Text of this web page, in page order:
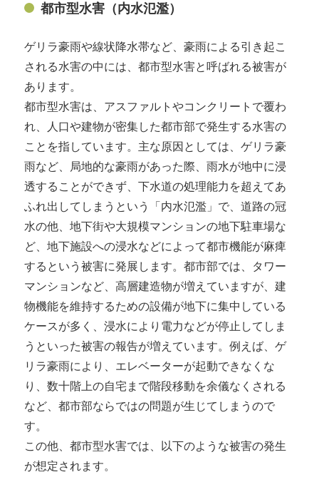
都市型水害（内水氾濫）
ゲリラ豪雨や線状降水帯など、豪雨による引き起こ
される水害の中には、都市型水害と呼ばれる被害が
あります。
都市型水害は、アスファルトやコンクリートで覆わ
れ、人口や建物が密集した都市部で発生する水害の
ことを指しています。主な原因としては、ゲリラ豪
雨など、局地的な豪雨があった際、雨水が地中に浸
透することができず、下水道の処理能力を超えてあ
ふれ出してしまうという「内水氾濫」で、道路の冠
水の他、地下街や大規模マンションの地下駐車場な
ど、地下施設への浸水などによって都市機能が麻痺
するという被害に発展します。都市部では、タワー
マンションなど、高層建造物が増えていますが、建
物機能を維持するための設備が地下に集中している
ケースが多く、浸水により電力などが停止してしま
うといった被害の報告が増えています。例えば、ゲ
リラ豪雨により、エレベーターが起動できなくな
り、数十階上の自宅まで階段移動を余儀なくされる
など、都市部ならではの問題が生じてしまうので
す。
この他、都市型水害では、以下のような被害の発生
が想定されます。